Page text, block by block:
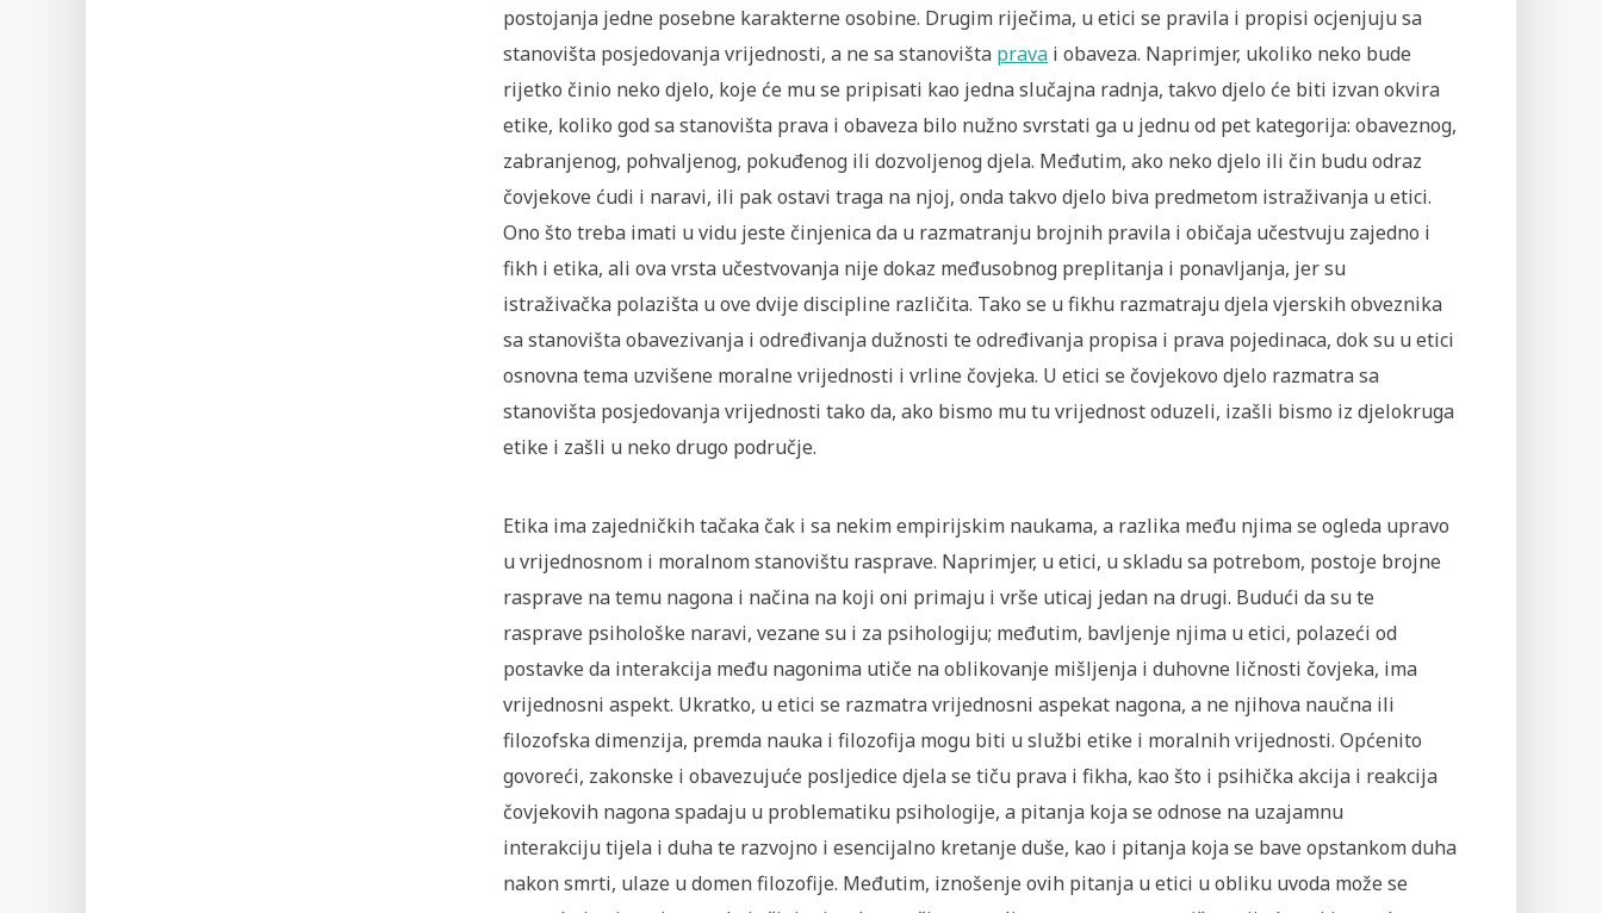
postojanja jedne posebne karakterne osobine. Drugim riječima, u etici se pravila i propisi ocjenjuju sa
stanovišta posjedovanja vrijednosti, a ne sa stanovišta prava i obaveza. Naprimjer, ukoliko neko bude
rijetko činio neko djelo, koje će mu se pripisati kao jedna slučajna radnja, takvo djelo će biti izvan okvira
etike, koliko god sa stanovišta prava i obaveza bilo nužno svrstati ga u jednu od pet kategorija: obaveznog,
zabranjenog, pohvaljenog, pokuđenog ili dozvoljenog djela. Međutim, ako neko djelo ili čin budu odraz
čovjekove ćudi i naravi, ili pak ostavi traga na njoj, onda takvo djelo biva predmetom istraživanja u etici.
Ono što treba imati u vidu jeste činjenica da u razmatranju brojnih pravila i običaja učestvuju zajedno i
fikh i etika, ali ova vrsta učestvovanja nije dokaz međusobnog preplitanja i ponavljanja, jer su
istraživačka polazišta u ove dvije discipline različita. Tako se u fikhu razmatraju djela vjerskih obveznika
sa stanovišta obavezivanja i određivanja dužnosti te određivanja propisa i prava pojedinaca, dok su u etici
osnovna tema uzvišene moralne vrijednosti i vrline čovjeka. U etici se čovjekovo djelo razmatra sa
stanovišta posjedovanja vrijednosti tako da, ako bismo mu tu vrijednost oduzeli, izašli bismo iz djelokruga
etike i zašli u neko drugo područje.
Etika ima zajedničkih tačaka čak i sa nekim empirijskim naukama, a razlika među njima se ogleda upravo
u vrijednosnom i moralnom stanovištu rasprave. Naprimjer, u etici, u skladu sa potrebom, postoje brojne
rasprave na temu nagona i načina na koji oni primaju i vrše uticaj jedan na drugi. Budući da su te
rasprave psihološke naravi, vezane su i za psihologiju; međutim, bavljenje njima u etici, polazeći od
postavke da interakcija među nagonima utiče na oblikovanje mišljenja i duhovne ličnosti čovjeka, ima
vrijednosni aspekt. Ukratko, u etici se razmatra vrijednosni aspekat nagona, a ne njihova naučna ili
filozofska dimenzija, premda nauka i filozofija mogu biti u službi etike i moralnih vrijednosti. Općenito
govoreći, zakonske i obavezujuće posljedice djela se tiču prava i fikha, kao što i psihička akcija i reakcija
čovjekovih nagona spadaju u problematiku psihologije, a pitanja koja se odnose na uzajamnu
interakciju tijela i duha te razvojno i esencijalno kretanje duše, kao i pitanja koja se bave opstankom duha
nakon smrti, ulaze u domen filozofije. Međutim, iznošenje ovih pitanja u etici u obliku uvoda može se